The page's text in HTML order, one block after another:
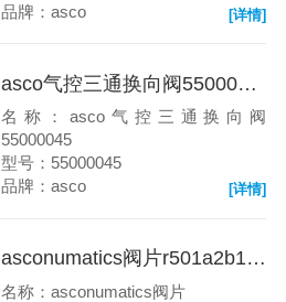
品牌：asco
[详情]
asco气控三通换向阀55000045
名称：asco气控三通换向阀
55000045
型号：55000045
品牌：asco
[详情]
asconumatics阀片r501a2b10m11bf1
名称：asconumatics阀片